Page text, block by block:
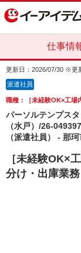
仕事情
更新日：2026/07/30 ※更
派遣社員
職種：［未経験OK×工場
パーソルテンプス
（水戸）/26-
（派遣社員） - 那
［未経験OK×
分け・出庫業務